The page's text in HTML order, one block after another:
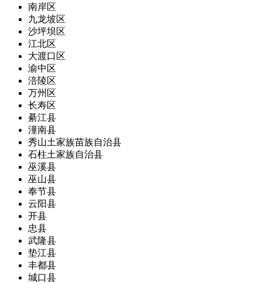
南岸区
九龙坡区
沙坪坝区
江北区
大渡口区
渝中区
涪陵区
万州区
长寿区
綦江县
潼南县
秀山土家族苗族自治县
石柱土家族自治县
巫溪县
巫山县
奉节县
云阳县
开县
忠县
武隆县
垫江县
丰都县
城口县